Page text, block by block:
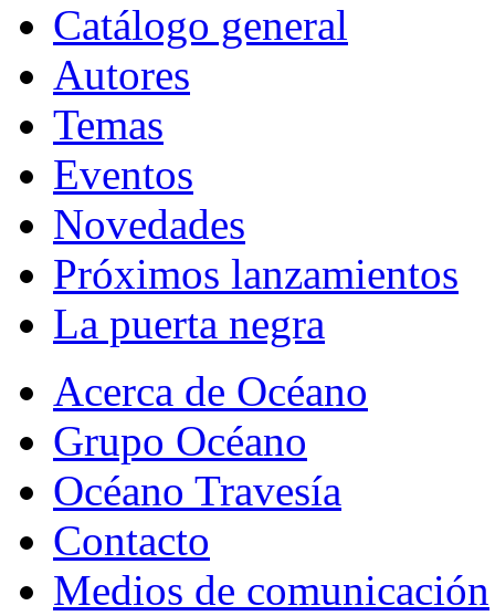
Catálogo general
Autores
Temas
Eventos
Novedades
Próximos lanzamientos
La puerta negra
Acerca de Océano
Grupo Océano
Océano Travesía
Contacto
Medios de comunicación